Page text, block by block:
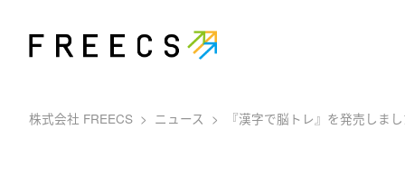
株式会社 FREECS ニュース 『漢字で脳トレ』を発売しまし